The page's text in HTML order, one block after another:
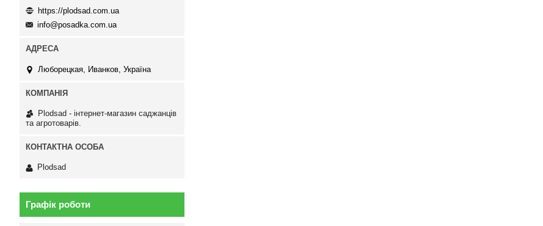
https://plodsad.com.ua
info@posadka.com.ua
Люборецкая, Иванков, Україна
Plodsad - інтернет-магазин саджанців
та агротоварів.
Plodsad
Графік роботи